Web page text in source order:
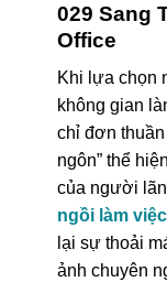
029 Sang
Office
Khi lựa chọn
không gian
chỉ đơn thuần
ngôn” thể
của người
ngồi làm việc
lại sự thoải
ảnh chuyên